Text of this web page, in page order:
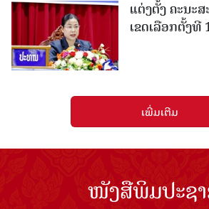
ແຕ່ງຕັ້ງ ຄະນະ
ເຂດເລືອກຕັ້ງທີ
ເພີ່ມເຕີມ
ໜັງສືພິມປະຊ